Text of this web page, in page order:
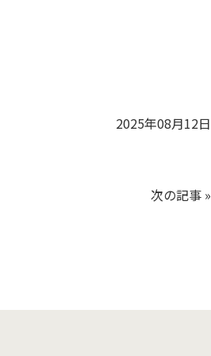
2025年08月12日
次の記事 »